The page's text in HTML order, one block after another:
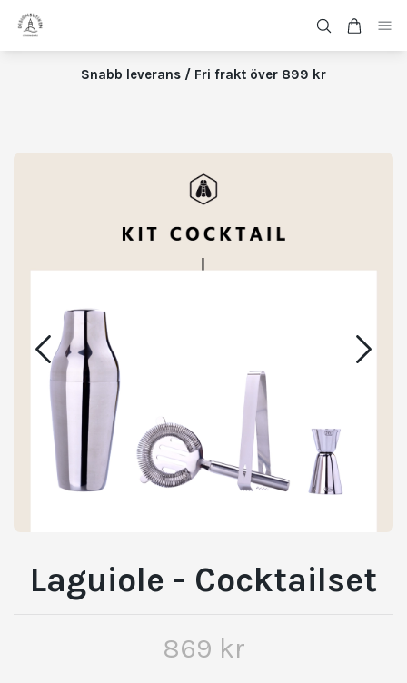
Snabb leverans / Fri frakt över 899 kr
Laguiole - Cocktailset
869 kr